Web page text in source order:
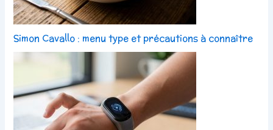
Simon Cavallo : menu type et précautions à connaître